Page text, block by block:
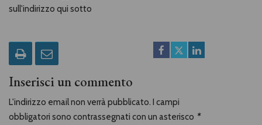
sull'indirizzo qui sotto
Inserisci un commento
L'indirizzo email non verrà pubblicato. I campi
obbligatori sono contrassegnati con un asterisco *